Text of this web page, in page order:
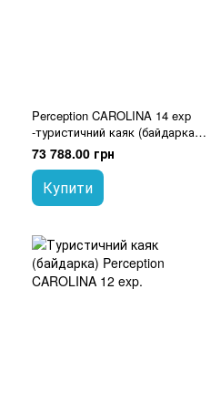
Perception CAROLINA 14 exp
-туристичний каяк (байдарка)
для великих веслярів
73 788.00 грн
Купити